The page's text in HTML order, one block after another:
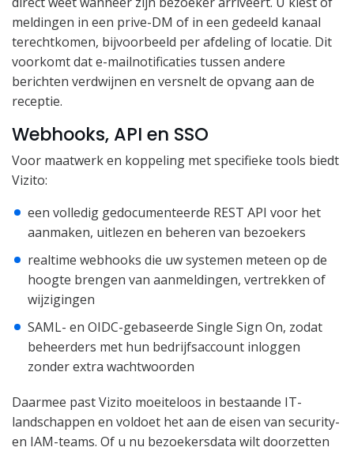
meldingen in een prive-DM of in een gedeeld kanaal
terechtkomen, bijvoorbeeld per afdeling of locatie. Dit
voorkomt dat e-mailnotificaties tussen andere
berichten verdwijnen en versnelt de opvang aan de
receptie.
Webhooks, API en SSO
Voor maatwerk en koppeling met specifieke tools biedt
Vizito:
een volledig gedocumenteerde REST API voor het
aanmaken, uitlezen en beheren van bezoekers
realtime webhooks die uw systemen meteen op de
hoogte brengen van aanmeldingen, vertrekken of
wijzigingen
SAML- en OIDC-gebaseerde Single Sign On, zodat
beheerders met hun bedrijfsaccount inloggen
zonder extra wachtwoorden
Daarmee past Vizito moeiteloos in bestaande IT-
landschappen en voldoet het aan de eisen van security-
en IAM-teams. Of u nu bezoekersdata wilt doorzetten